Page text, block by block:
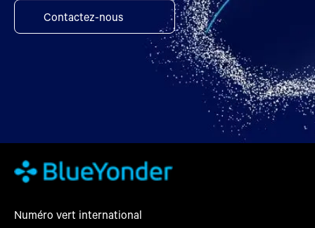
Contactez-nous
Numéro vert international